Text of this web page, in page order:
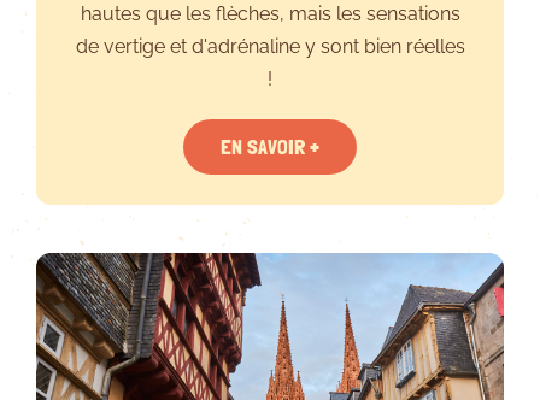
hautes que les flèches, mais les sensations
de vertige et d'adrénaline y sont bien réelles
!
EN SAVOIR +